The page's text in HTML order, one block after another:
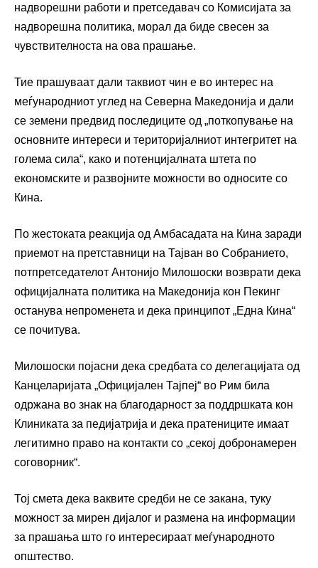
надворешни работи и претседавач со Комисијата за
надворешна политика, морал да биде свесен за
чувствителноста на ова прашање.
Тие прашуваат дали таквиот чин е во интерес на
меѓународниот углед на Северна Македонија и дали
се земени предвид последиците од „поткопување на
основните интереси и територијалниот интегритет на
голема сила“, како и потенцијалната штета по
економските и развојните можности во односите со
Кина.
По жестоката реакција од Амбасадата на Кина заради
приемот на претставници на Тајван во Собранието,
потпретседателот Антонијо Милошоски возврати дека
официјалната политика на Македонија кон Пекинг
останува непроменета и дека принципот „Една Кина“
се почитува.
Милошоски појасни дека средбата со делегацијата од
Канцеларијата „Официјален Тајпеј“ во Рим била
одржана во знак на благодарност за поддршката кон
Клиниката за педијатрија и дека пратениците имаат
легитимно право на контакти со „секој добронамерен
соговорник“.
Тој смета дека ваквите средби не се закана, туку
можност за мирен дијалог и размена на информации
за прашања што го интересираат меѓународното
општество.